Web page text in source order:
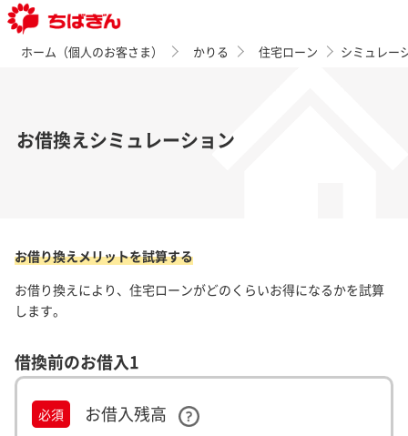
ホーム（個人のお客さま） かりる 住宅ローン シミュレー
お借換えシミュレーション
お借り換えメリットを試算する
お借り換えにより、住宅ローンがどのくらいお得になるかを試算
します。
借換前のお借入1
必須 お借入残高